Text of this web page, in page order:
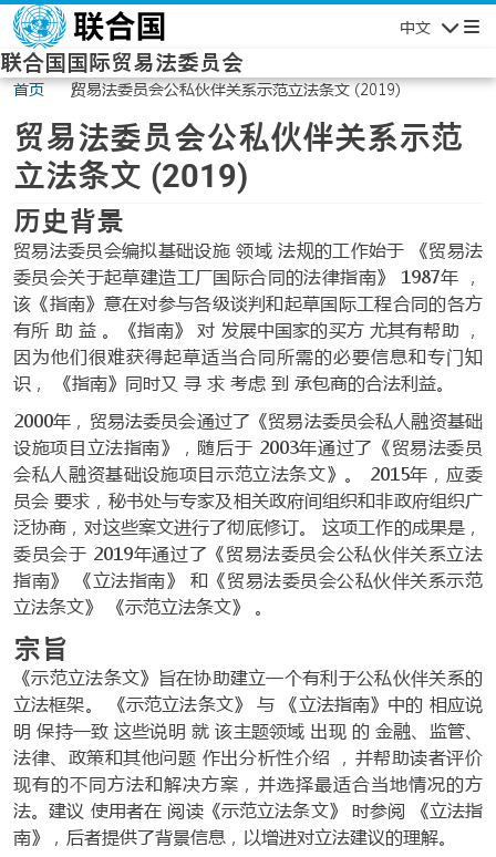
Skip to main content
中文
联合国国际贸易法委员会
首页 贸易法委员会公私伙伴关系示范立法条文 (2019)
贸易法委员会公私伙伴关系示范
立法条文 (2019)
历史背景
贸易法委员会编拟基础设施 领域 法规的工作始于 《贸易法
委员会关于起草建造工厂国际合同的法律指南》 1987年 ，
该《指南》意在对参与各级谈判和起草国际工程合同的各方
有所 助 益 。《指南》 对 发展中国家的买方 尤其有帮助 ，
因为他们很难获得起草适当合同所需的必要信息和专门知
识， 《指南》同时又 寻 求 考虑 到 承包商的合法利益。
2000年，贸易法委员会通过了《贸易法委员会私人融资基础
设施项目立法指南》，随后于 2003年通过了《贸易法委员
会私人融资基础设施项目示范立法条文》。 2015年，应委
员会 要求，秘书处与专家及相关政府间组织和非政府组织广
泛协商，对这些案文进行了彻底修订。 这项工作的成果是，
委员会于 2019年通过了《贸易法委员会公私伙伴关系立法
指南》 《立法指南》 和《贸易法委员会公私伙伴关系示范
立法条文》 《示范立法条文》 。
宗旨
《示范立法条文》旨在协助建立一个有利于公私伙伴关系的
立法框架。 《示范立法条文》 与 《立法指南》中的 相应说
明 保持一致 这些说明 就 该主题领域 出现 的 金融、监管、
法律、政策和其他问题 作出分析性介绍 ，并帮助读者评价
现有的不同方法和解决方案，并选择最适合当地情况的方
法。建议 使用者在 阅读《示范立法条文》 时参阅 《立法指
南》，后者提供了背景信息，以增进对立法建议的理解。